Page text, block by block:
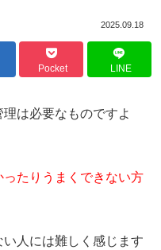
2025.09.18
Pocket LINE
は必要なものですよ
たりうまくできない方
人には難しく感じます